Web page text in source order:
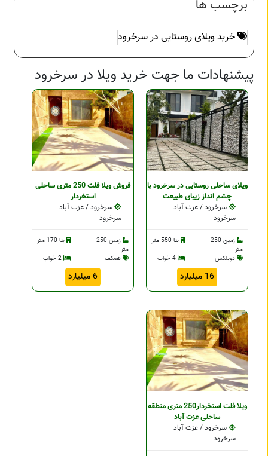
برچسب ها
خرید ویلای روستایی در سرخرود
پیشنهادات ما جهت خرید ویلا در سرخرود
ویلای ساحلی روستایی در سرخرود با
چشم انداز زیبای طبیعت
سرخرود / عزت آباد
سرخرود
زمین 250
متر
بنا 550 متر
دوبلکس
4 خواب
16 میلیارد
فروش ویلا فلت 250 متری ساحلی
استخردار
سرخرود / عزت آباد
سرخرود
زمین 250
متر
بنا 170 متر
همکف
2 خواب
6 میلیارد
ویلا فلت استخردار250 متری منطقه
ساحلی عزت آباد
سرخرود / عزت آباد
سرخرود